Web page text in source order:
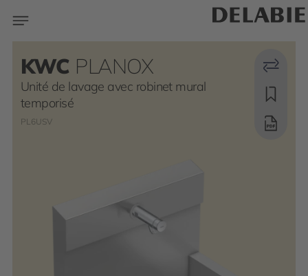
KWC PLANOX
Unité de lavage avec robinet mural
temporisé
PL6USV